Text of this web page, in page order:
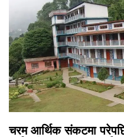
चरम आर्थिक संकटमा